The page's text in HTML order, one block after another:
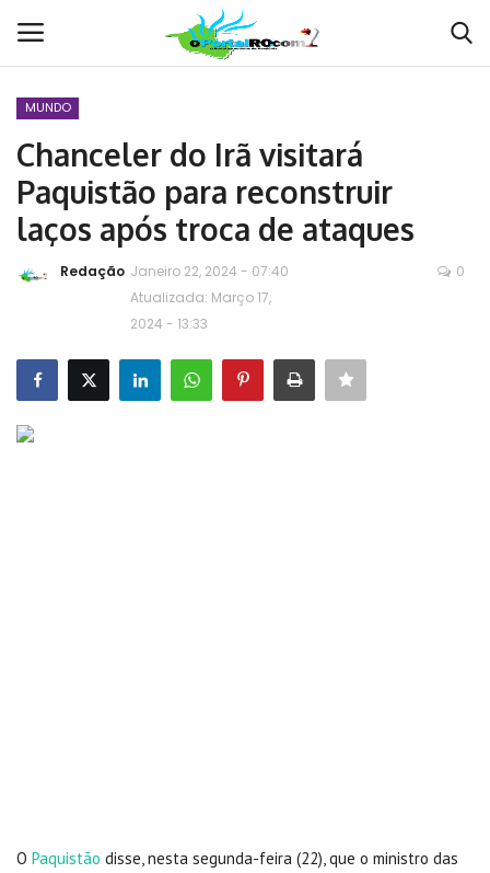
Home
POLÍTICA
MUNDO
MUNDO
Chanceler do Irã visitará
Paquistão para reconstruir
laços após troca de ataques
Redação Janeiro 22, 2024 - 07:40
Atualizada: Março 17,
2024 - 13:33
0
O Paquistão disse, nesta segunda-feira (22), que o ministro das